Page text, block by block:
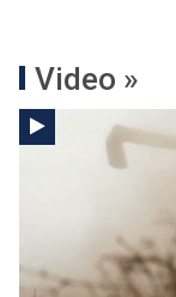
Video »